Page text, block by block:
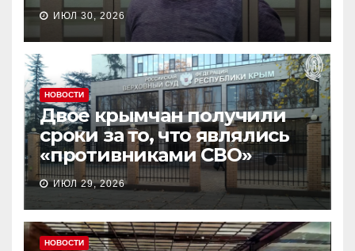
ИЮЛ 30, 2026
НОВОСТИ
Двое крымчан получили
сроки за то, что являлись
«противниками СВО»
ИЮЛ 29, 2026
НОВОСТИ